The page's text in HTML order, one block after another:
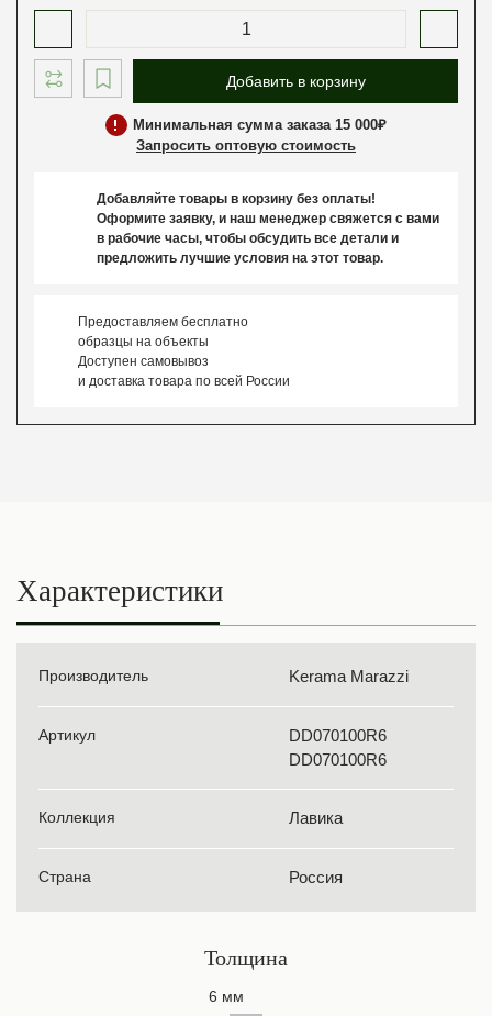
Добавить в корзину
Минимальная сумма заказа 15 000₽
Запросить оптовую стоимость
Добавляйте товары в корзину без оплаты!
Оформите заявку, и наш менеджер свяжется с вами
в рабочие часы, чтобы обсудить все детали и
предложить лучшие условия на этот товар.
Предоставляем бесплатно
образцы на объекты
Доступен самовывоз
и доставка товара по всей России
Характеристики
Производитель Kerama Marazzi
Артикул
DD070100R6
DD070100R6
Коллекция Лавика
Страна Россия
Толщина
6 мм